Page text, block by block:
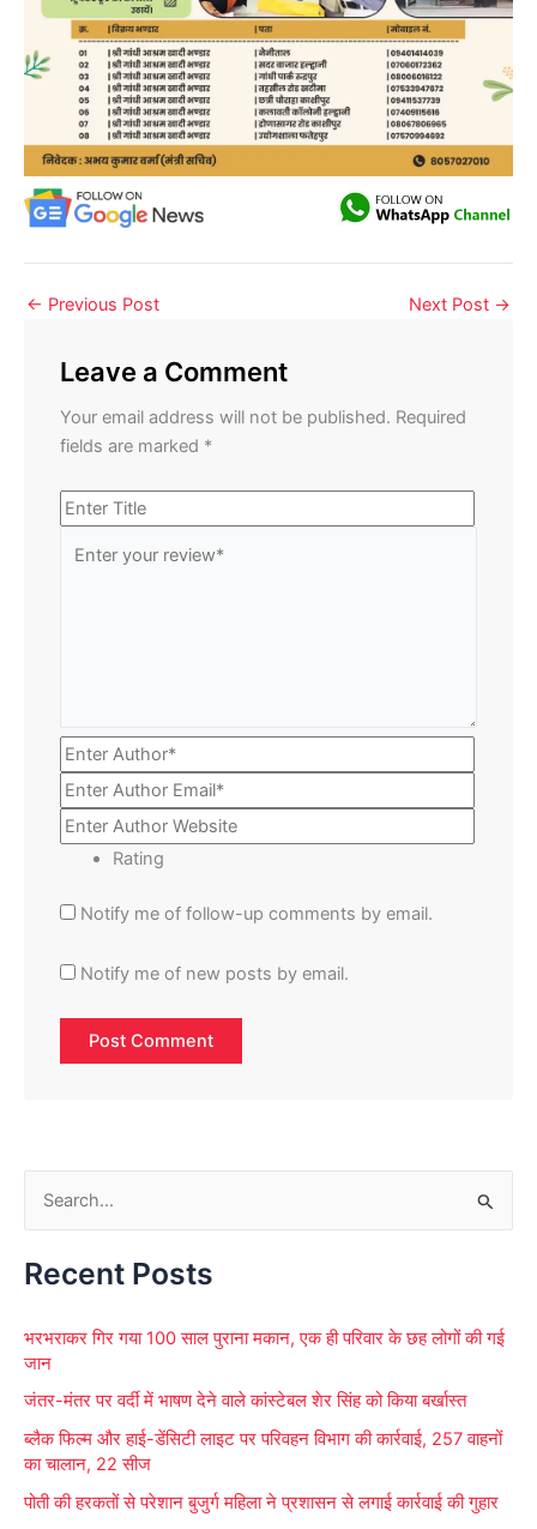
← Previous Post Next Post →
Leave a Comment
Your email address will not be published. Required
fields are marked *
Rating
Notify me of follow-up comments by email.
Notify me of new posts by email.
a
c
o
Recent Posts
भरभराकर गिर गया 100 साल पुराना मकान, एक ही परिवार के छह लोगों की गई
जान
जंतर-मंतर पर वर्दी में भाषण देने वाले कांस्टेबल शेर सिंह को किया बर्खास्त
ब्लैक फिल्म और हाई-डेंसिटी लाइट पर परिवहन विभाग की कार्रवाई, 257 वाहनों
का चालान, 22 सीज
पोती की हरकतों से परेशान बुजुर्ग महिला ने प्रशासन से लगाई कार्रवाई की गुहार